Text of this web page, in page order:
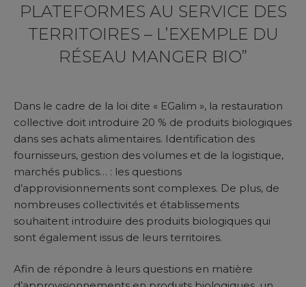
PLATEFORMES AU SERVICE DES
TERRITOIRES – L’EXEMPLE DU
RÉSEAU MANGER BIO”
Dans le cadre de la loi dite « EGalim », la restauration
collective doit introduire 20 % de produits biologiques
dans ses achats alimentaires. Identification des
fournisseurs, gestion des volumes et de la logistique,
marchés publics… : les questions
d’approvisionnements sont complexes. De plus, de
nombreuses collectivités et établissements
souhaitent introduire des produits biologiques qui
sont également issus de leurs territoires.
Afin de répondre à leurs questions en matière